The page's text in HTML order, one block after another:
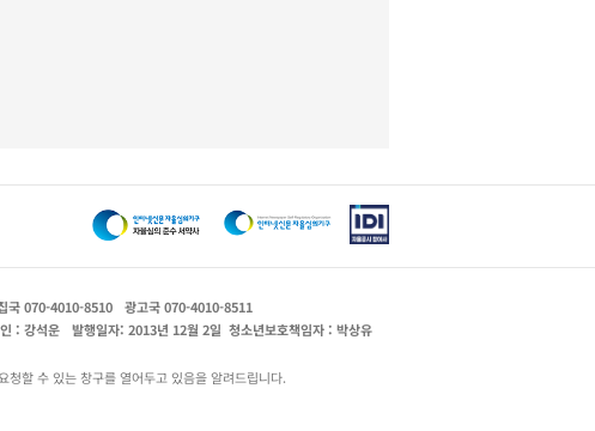
국 070-4010-8510
광고국 070-4010-8511
: 강석운 발행일자: 2013년 12월 2일 청소년보호책임자 : 박상유
할 수 있는 창구를 열어두고 있음을 알려드립니다.